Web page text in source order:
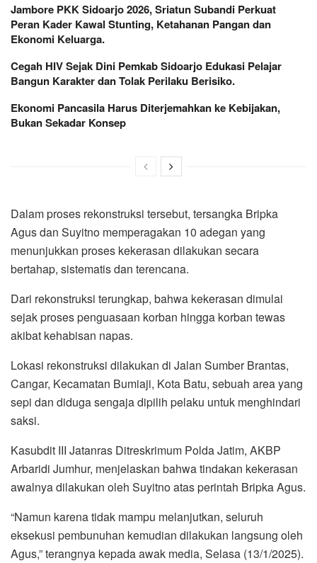
Jambore PKK Sidoarjo 2026, Sriatun Subandi Perkuat
Peran Kader Kawal Stunting, Ketahanan Pangan dan
Ekonomi Keluarga.
Cegah HIV Sejak Dini Pemkab Sidoarjo Edukasi Pelajar
Bangun Karakter dan Tolak Perilaku Berisiko.
Ekonomi Pancasila Harus Diterjemahkan ke Kebijakan,
Bukan Sekadar Konsep
Dalam proses rekonstruksi tersebut, tersangka Bripka
Agus dan Suyitno memperagakan 10 adegan yang
menunjukkan proses kekerasan dilakukan secara
bertahap, sistematis dan terencana.
Dari rekonstruksi terungkap, bahwa kekerasan dimulai
sejak proses penguasaan korban hingga korban tewas
akibat kehabisan napas.
Lokasi rekonstruksi dilakukan di Jalan Sumber Brantas,
Cangar, Kecamatan Bumiaji, Kota Batu, sebuah area yang
sepi dan diduga sengaja dipilih pelaku untuk menghindari
saksi.
Kasubdit III Jatanras Ditreskrimum Polda Jatim, AKBP
Arbaridi Jumhur, menjelaskan bahwa tindakan kekerasan
awalnya dilakukan oleh Suyitno atas perintah Bripka Agus.
“Namun karena tidak mampu melanjutkan, seluruh
eksekusi pembunuhan kemudian dilakukan langsung oleh
Agus,” terangnya kepada awak media, Selasa (13/1/2025).